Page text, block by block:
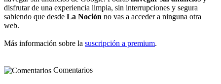
disfrutar de una experiencia limpia, sin interrupciones y segura
sabiendo que desde La Noción no vas a acceder a ninguna otra
web.
Más información sobre la suscripción a premium.
Comentarios